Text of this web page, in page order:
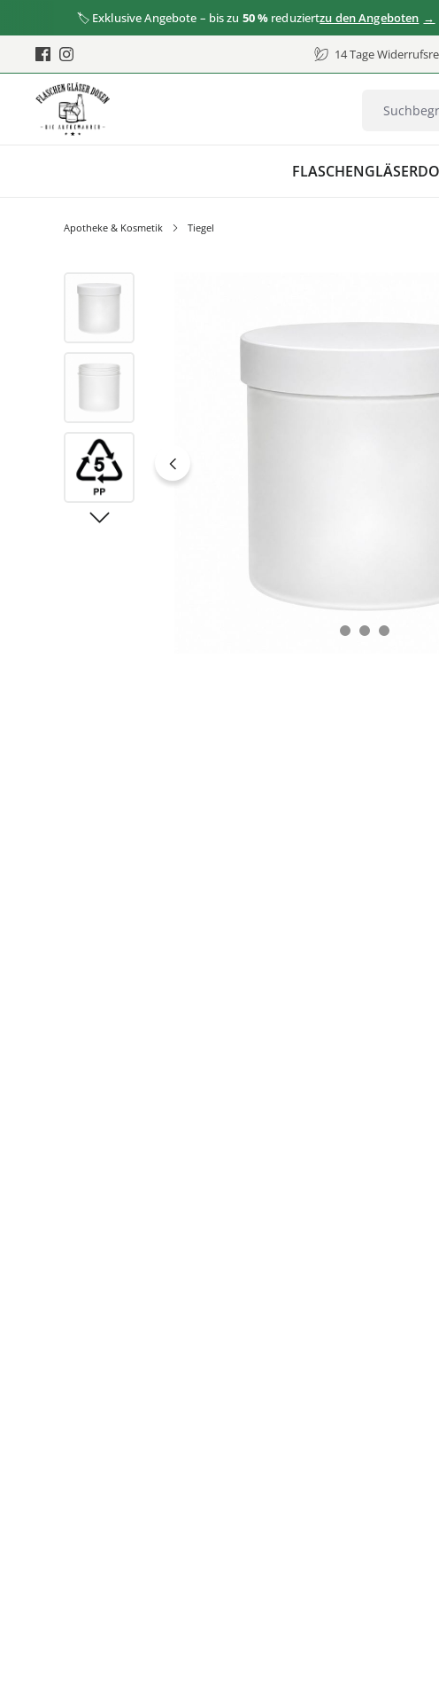
🏷️ Exklusive Angebote – bis zu50 % reduziertzu den Angeboten
14 Tage
FLASCHENGLÄSER
Apotheke & Kosmetik Tiegel
Bildergalerie überspringen